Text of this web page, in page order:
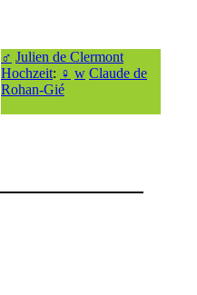
♂ Julien de Clermont
Hochzeit: ♀ w Claude de
Rohan-Gié